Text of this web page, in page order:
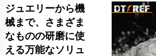
ジュエリーから機
械まで、さまざま
なものの研磨に使
える万能なソリュ